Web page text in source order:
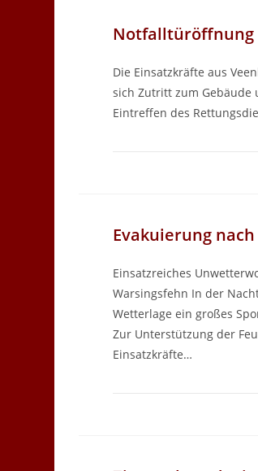
Notfalltüröffnung
Die Einsatzkräfte aus
sich Zutritt zum Gebäude
Eintreffen des
Evakuierung
Einsatzreiches
Warsingsfehn In der
Wetterlage ein großes
Zur Unterstützung der
Einsatzkräfte…